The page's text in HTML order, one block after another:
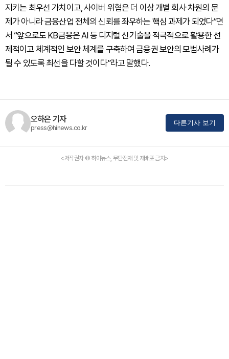
지키는 최우선 가치이고, 사이버 위협은 더 이상 개별 회사 차원의 문
제가 아니라 금융산업 전체의 신뢰를 좌우하는 핵심 과제가 되었다”면
서 “앞으로도 KB금융은 AI 등 디지털 신기술을 적극적으로 활용한 선
제적이고 체계적인 보안 체계를 구축하여 금융권 보안의 모범사례가
될 수 있도록 최선을 다할 것이다”라고 말했다.
오하은 기자
press@hinews.co.kr
다른기사 보기
<저작권자 © 하이뉴스, 무단전재 및 재배포 금지>